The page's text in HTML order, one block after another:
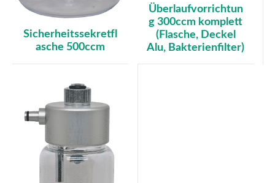
Sicherheitssekretfl
asche 500ccm
Überlaufvorrichtun
g 300ccm komplett
(Flasche, Deckel
Alu, Bakterienfilter)